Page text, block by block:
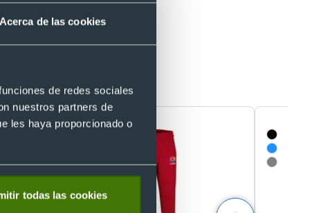
de las cookies
de redes sociales
nuestros partners de
les haya proporcionado o
todas las cookies